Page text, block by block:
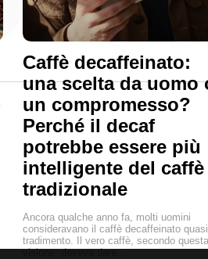
Caffè decaffeinato:
una scelta da uomo
un compromesso?
Perché il decaf
potrebbe essere più
intelligente del caffè
tradizionale
Ancora qualche anno fa, molti uomini
consideravano il caffè decaffeinato
tradimento. Il vero caffè, secondo questa
visione, doveva dare…